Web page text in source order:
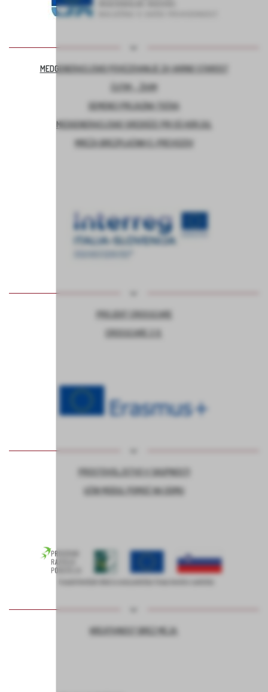
MEDGENERACIJSKO POVEZOVANJE ZA VARNO STAROST
ČUTIM – ŽIVIM
DEMENCI PRIJAZNA TOČKA
MEDGENERACIJSKO SREDIŠČE PRI OŠ HORJUL
MREŽA BREZPLAČNIH E-PREVOZOV
PROJEKT CROSSCARE
CROSSCARE 2.0
PROSTOVOLJSTVO V SKUPNOSTI
UČNI MODUL POMOČ NA DOMU
KREATIVNOST BREZ MEJA